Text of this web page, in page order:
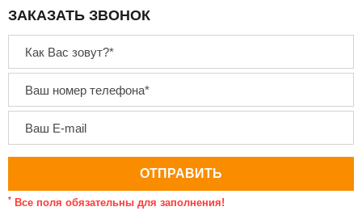
ЗАКАЗАТЬ ЗВОНОК
* Все поля обязательны для заполнения!